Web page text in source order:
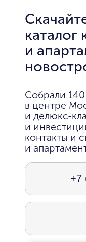
каталог
и
Собрали
в центре
и делюкс-
и
контакты и
и